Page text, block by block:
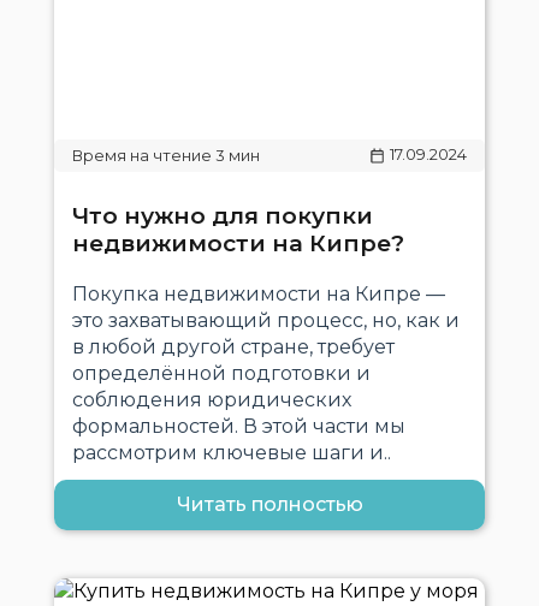
17.09.2024
Что нужно для покупки
недвижимости на Кипре?
Покупка недвижимости на Кипре —
это захватывающий процесс, но, как и
в любой другой стране, требует
определённой подготовки и
соблюдения юридических
формальностей. В этой части мы
рассмотрим ключевые шаги и..
Читать полностью